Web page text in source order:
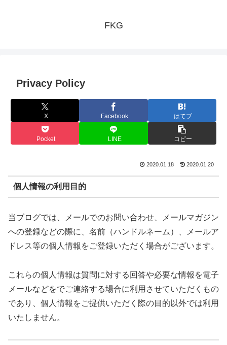
FKG
Privacy Policy
X Facebook はてブ
Pocket LINE コピー
2020.01.18 2020.01.20
個人情報の利用目的
当ブログでは、メールでのお問い合わせ、メールマガジン
への登録などの際に、名前（ハンドルネーム）、メールア
ドレス等の個人情報をご登録いただく場合がございます。
これらの個人情報は質問に対する回答や必要な情報を電子
メールなどをでご連絡する場合に利用させていただくもの
であり、個人情報をご提供いただく際の目的以外では利用
いたしません。